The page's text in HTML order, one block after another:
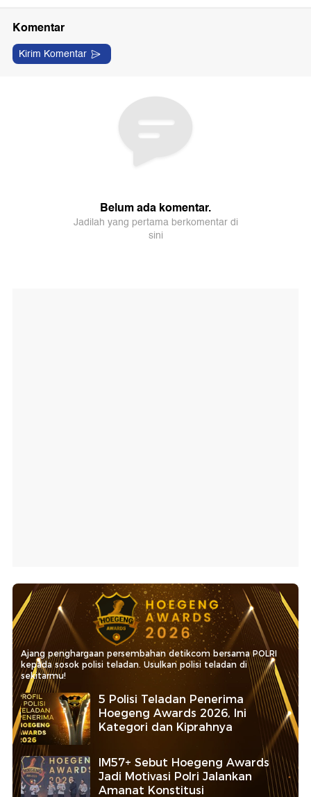
Ajang penghargaan persembahan detikcom bersama POLRI
kepada sosok polisi teladan. Usulkan polisi teladan di
sekitarmu!
5 Polisi Teladan Penerima
Hoegeng Awards 2026, Ini
Kategori dan Kiprahnya
IM57+ Sebut Hoegeng Awards
Jadi Motivasi Polri Jalankan
Amanat Konstitusi